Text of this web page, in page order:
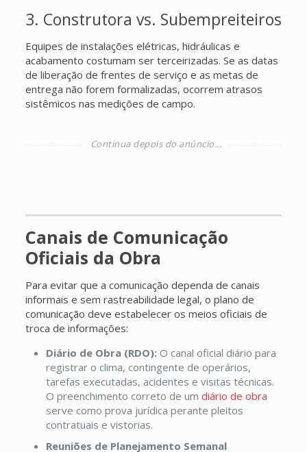
3. Construtora vs. Subempreiteiros
Equipes de instalações elétricas, hidráulicas e
acabamento costumam ser terceirizadas. Se as datas
de liberação de frentes de serviço e as metas de
entrega não forem formalizadas, ocorrem atrasos
sistêmicos nas medições de campo.
Canais de Comunicação
Oficiais da Obra
Para evitar que a comunicação dependa de canais
informais e sem rastreabilidade legal, o plano de
comunicação deve estabelecer os meios oficiais de
troca de informações:
Diário de Obra (RDO): O canal oficial diário para
registrar o clima, contingente de operários,
tarefas executadas, acidentes e visitas técnicas.
O preenchimento correto de um diário de obra
serve como prova jurídica perante pleitos
contratuais e vistorias.
Reuniões de Planejamento Semanal